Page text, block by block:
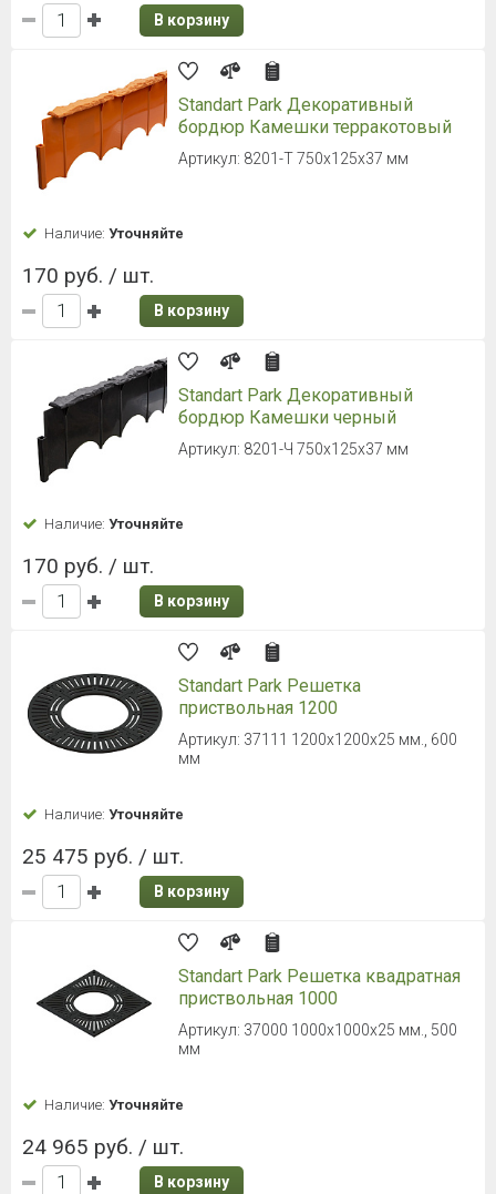
В корзину
Standart Park Декоративный
бордюр Камешки терракотовый
Артикул: 8201-Т 750х125х37 мм
Наличие: Уточняйте
170 руб. / шт.
В корзину
Standart Park Декоративный
бордюр Камешки черный
Артикул: 8201-Ч 750х125х37 мм
Наличие: Уточняйте
170 руб. / шт.
В корзину
Standart Park Решетка
приствольная 1200
Артикул: 37111 1200х1200х25 мм., 600
мм
Наличие: Уточняйте
25 475 руб. / шт.
В корзину
Standart Park Решетка квадратная
приствольная 1000
Артикул: 37000 1000х1000х25 мм., 500
мм
Наличие: Уточняйте
24 965 руб. / шт.
В корзину